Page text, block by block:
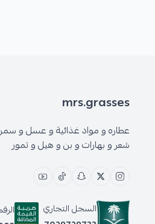
mrs.grasses
عطاره و مواد غذائية و عسل و
شعر و بهارات و بن و هيل و تمور
السجل التجاري